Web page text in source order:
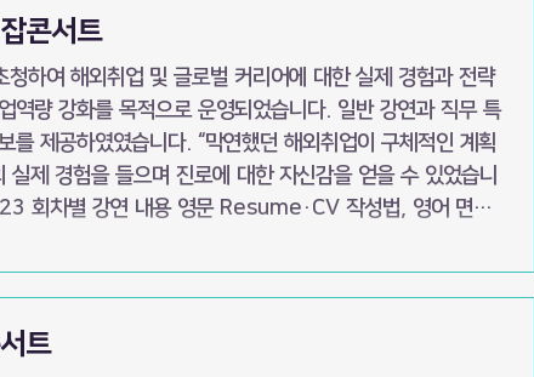
기초 사용법 및 데이터베이스 활용법, 포트폴리오 기획
실습, 발표 및 1:1 피드백 제공
콘서트
하여 해외취업 및 글로벌 커리어에 대한 실제 경험과 전략
역량 강화를 목적으로 운영되었습니다. 일반 강연과 직무 특
를 제공하였였습니다. “막연했던 해외취업이 구체적인 계획
실제 경험을 들으며 진로에 대한 자신감을 얻을 수 있었습니
비
트